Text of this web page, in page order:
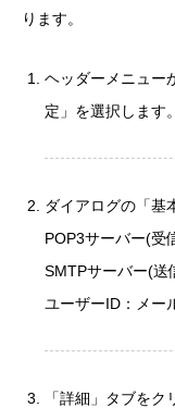
ります。
ヘッダーメニュー
定」を選択します。
ダイアログの「基
POP3サーバー(受
SMTPサーバー(
ユーザーID：メー
「詳細」タブをク